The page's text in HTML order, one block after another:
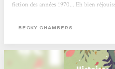
fiction des années 1970... Eh bien
engouement. Chez elle, pas de zombies
BECKY CHAMBERS